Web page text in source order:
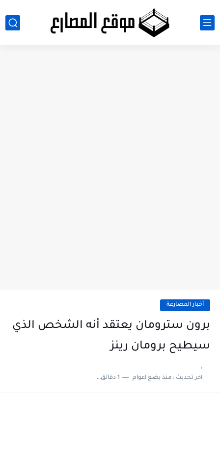
أخبار المصارعة
برون سترومان يعتقد أنه الشخص الذي
سيطيح برومان رينز
:
اخر تحديث :منذ بضع اعوام 1 دقائق للقراءة